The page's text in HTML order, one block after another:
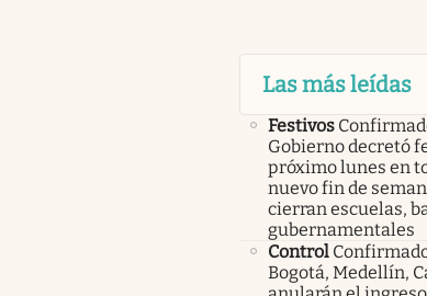
Las más leídas
Festivos
Gobierno decretó
próximo lunes en
nuevo fin de
cierran escuelas,
gubernamentales
Control
Bogotá, Medellín,